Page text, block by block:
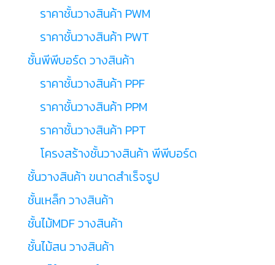
ราคาชั้นวางสินค้า PWM
ราคาชั้นวางสินค้า PWT
ชั้นพีพีบอร์ด วางสินค้า
ราคาชั้นวางสินค้า PPF
ราคาชั้นวางสินค้า PPM
ราคาชั้นวางสินค้า PPT
โครงสร้างชั้นวางสินค้า พีพีบอร์ด
ชั้นวางสินค้า ขนาดสำเร็จรูป
ชั้นเหล็ก วางสินค้า
ชั้นไม้MDF วางสินค้า
ชั้นไม้สน วางสินค้า